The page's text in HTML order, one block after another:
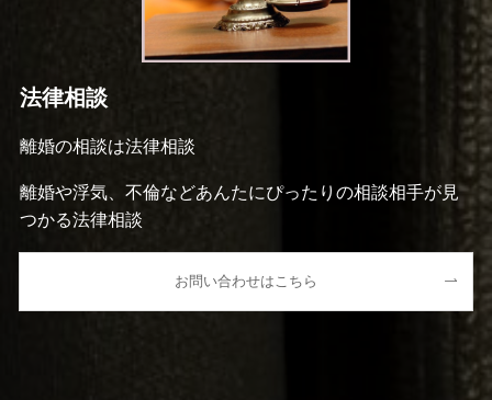
法律相談
離婚の相談は法律相談
離婚や浮気、不倫などあんたにぴったりの相談相手が見
つかる法律相談
お問い合わせはこちら